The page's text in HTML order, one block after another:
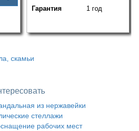
Гарантия 1 год
скамьи
из нержавейки
стеллажи
рабочих мест